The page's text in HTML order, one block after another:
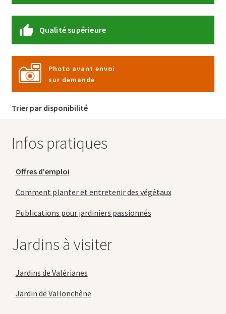
Qualité supérieure
Photo avant envoi
sur demande
Trier par disponibilité
Infos pratiques
Offres d'emploi
Comment planter et entretenir des végétaux
Publications pour jardiniers passionnés
Jardins à visiter
Jardins de Valérianes
Jardin de Vallonchêne